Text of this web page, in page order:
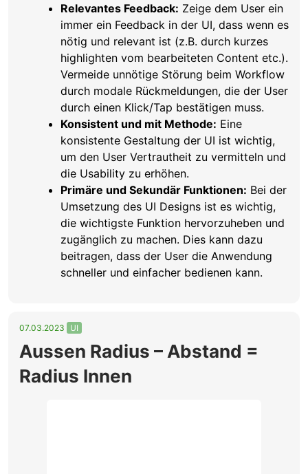
Relevantes Feedback: Zeige dem User ein
immer ein Feedback in der UI, dass wenn es
nötig und relevant ist (z.B. durch kurzes
highlighten vom bearbeiteten Content etc.).
Vermeide unnötige Störung beim Workflow
durch modale Rückmeldungen, die der User
durch einen Klick/Tap bestätigen muss.
Konsistent und mit Methode: Eine
konsistente Gestaltung der UI ist wichtig,
um den User Vertrautheit zu vermitteln und
die Usability zu erhöhen.
Primäre und Sekundär Funktionen: Bei der
Umsetzung des UI Designs ist es wichtig,
die wichtigste Funktion hervorzuheben und
zugänglich zu machen. Dies kann dazu
beitragen, dass der User die Anwendung
schneller und einfacher bedienen kann.
07.03.2023 UI
Aussen Radius – Abstand =
Radius Innen